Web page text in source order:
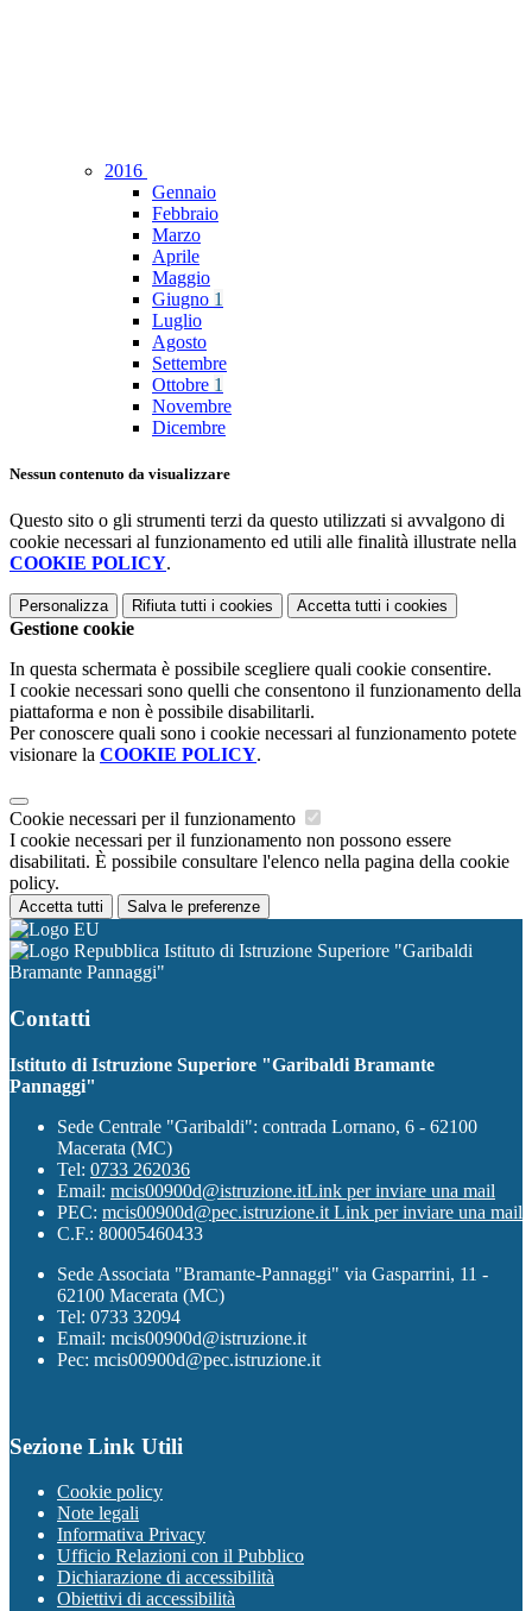
2016
Gennaio
Febbraio
Marzo
Aprile
Maggio
Giugno 1
Luglio
Agosto
Settembre
Ottobre 1
Novembre
Dicembre
Nessun contenuto da visualizzare
Questo sito o gli strumenti terzi da questo utilizzati si avvalgono di
cookie necessari al funzionamento ed utili alle finalità illustrate nella
COOKIE POLICY.
Personalizza Rifiuta tutti i cookies Accetta tutti i cookies
Gestione cookie
In questa schermata è possibile scegliere quali cookie consentire.
I cookie necessari sono quelli che consentono il funzionamento della
piattaforma e non è possibile disabilitarli.
Per conoscere quali sono i cookie necessari al funzionamento potete
visionare la COOKIE POLICY.
Cookie necessari per il funzionamento
I cookie necessari per il funzionamento non possono essere
disabilitati. È possibile consultare l'elenco nella pagina della cookie
policy.
Accetta tutti Salva le preferenze
Istituto di Istruzione Superiore "Garibaldi
Bramante Pannaggi"
Contatti
Istituto di Istruzione Superiore "Garibaldi Bramante
Pannaggi"
Sede Centrale "Garibaldi": contrada Lornano, 6 - 62100
Macerata (MC)
Tel: 0733 262036
Email: mcis00900d@istruzione.itLink per inviare una mail
PEC: mcis00900d@pec.istruzione.it Link per inviare una mail
C.F.: 80005460433
Sede Associata "Bramante-Pannaggi" via Gasparrini, 11 -
62100 Macerata (MC)
Tel: 0733 32094
Email: mcis00900d@istruzione.it
Pec: mcis00900d@pec.istruzione.it
Sezione Link Utili
Cookie policy
Note legali
Informativa Privacy
Ufficio Relazioni con il Pubblico
Dichiarazione di accessibilità
Obiettivi di accessibilità